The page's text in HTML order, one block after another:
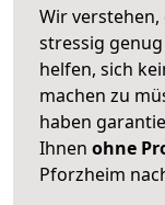
Wir verstehen,
stressig
helfen, sich
machen zu
haben
Ihnen ohne
Pforzheim